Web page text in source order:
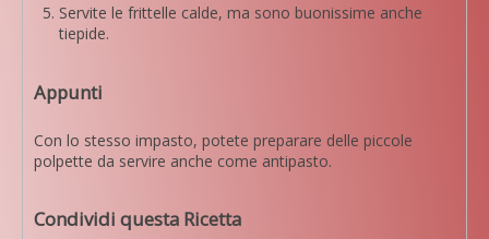
Servite le frittelle calde, ma sono buonissime anche
tiepide.
Appunti
Con lo stesso impasto, potete preparare delle piccole
polpette da servire anche come antipasto.
Condividi questa Ricetta